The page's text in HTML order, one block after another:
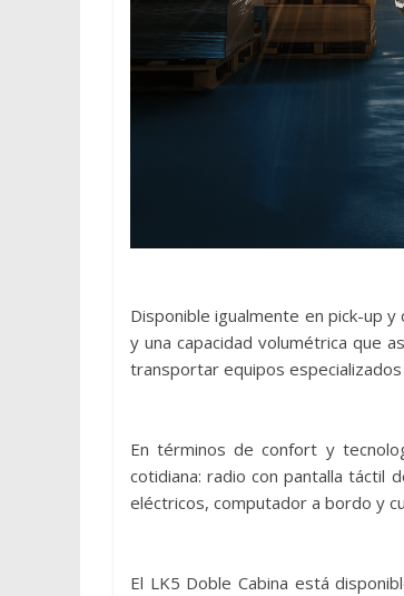
Disponible igualmente en pick-up
y una capacidad volumétrica que
transportar equipos
En términos de confort y
cotidiana: radio con pantalla táctil
eléctricos, computador a bordo y
El LK5 Doble Cabina está